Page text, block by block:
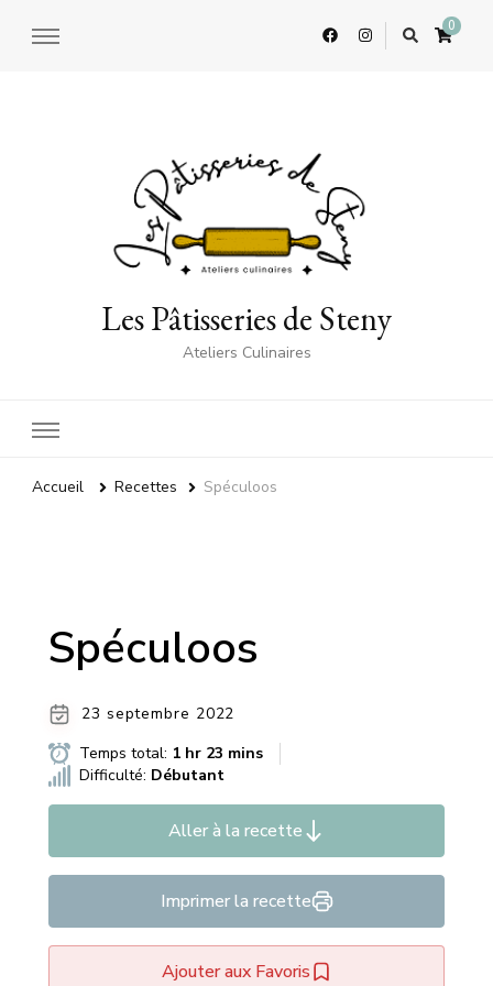
0
Les Pâtisseries de Steny
Ateliers Culinaires
Accueil Recettes Spéculoos
Spéculoos
23 septembre 2022
Temps total: 1 hr 23 mins
Difficulté: Débutant
Aller à la recette
Imprimer la recette
Ajouter aux Favoris